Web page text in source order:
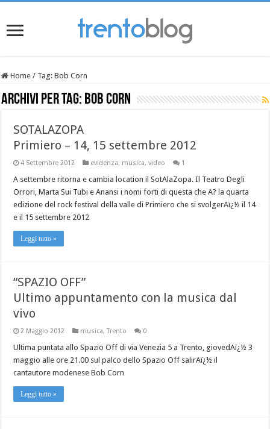
Home / Tag:Bob Corn
Archivi per tag: Bob Corn
SOTALAZOPA
Primiero – 14, 15 settembre 2012
4 Settembre 2012 evidenza, musica,video 1
A settembre ritorna e cambia location il SotAlaZopa. Il Teatro Degli
Orrori, Marta Sui Tubi e Anansi i nomi forti di questa che A? la quarta
edizione del rock festival della valle di Primiero che si svolgerAï¿½ il 14
e il 15 settembre 2012
Leggi tutto »
“SPAZIO OFF”
Ultimo appuntamento con la musica dal
vivo
2 Maggio 2012 musica,Trento 0
Ultima puntata allo Spazio Off di via Venezia 5 a Trento, giovedAï¿½ 3
maggio alle ore 21.00 sul palco dello Spazio Off salirAï¿½ il
cantautore modenese Bob Corn
Leggi tutto »